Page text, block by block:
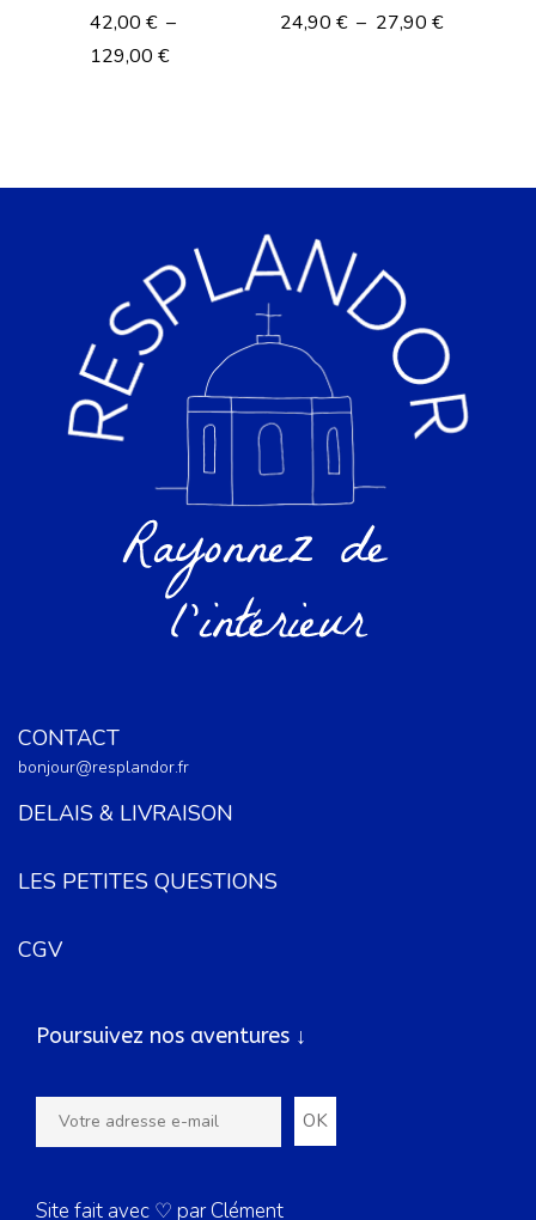
42,00 € –
129,00 €
24,90 € – 27,90 €
CONTACT
bonjour@resplandor.fr
DELAIS & LIVRAISON
LES PETITES QUESTIONS
CGV
Poursuivez nos aventures ↓
Site fait avec ♡ par Clément